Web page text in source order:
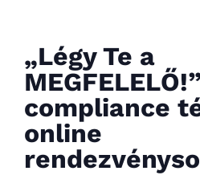
„Légy Te a
MEGFELELŐ!”
compliance
online